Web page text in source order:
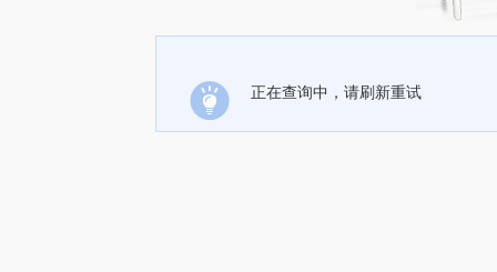
正在查询中，请刷新重试